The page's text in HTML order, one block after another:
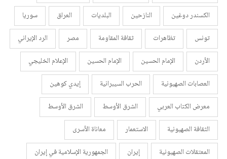
الكسندر دوغين
النازحين البلديات العراق
سوريا
تونس
تظاهرات ثقافة المقاومة مصر
الرد الإيراني
الأردن
الإمام الحسين الإمام الحسين
الإعلام الخليجي
العصابات الصهيونية
الحرب السيبرانية
إيدي كوهين
معرض الكتاب العربي
الشرق الأوسط
الشرق الأوسط
الثقافة الصهيونية
الاستعمار
معاناة الأسرى
المعتقلات الصهيونية
إيران
الجمهورية الإسلامية في إيران